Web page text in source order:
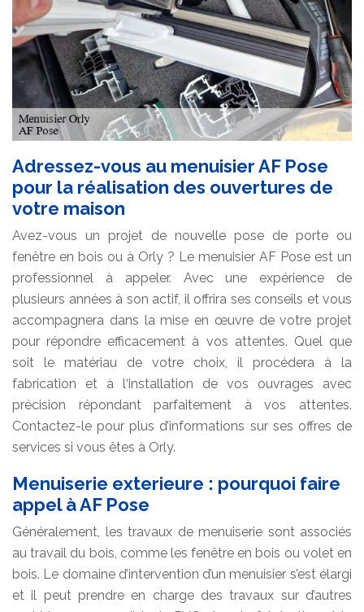
Adressez-vous au menuisier AF Pose
pour la réalisation des ouvertures de
votre maison
Avez-vous un projet de nouvelle pose de porte ou
fenêtre en bois ou à Orly ? Le menuisier AF Pose est un
professionnel à appeler. Avec une expérience de
plusieurs années à son actif, il offrira ses conseils et vous
accompagnera dans la mise en œuvre de votre projet
pour répondre efficacement à vos attentes. Quel que
soit le matériau de votre choix, il procédera à la
fabrication et à l‘installation de vos ouvrages avec
précision répondant parfaitement à vos attentes.
Contactez-le pour plus d’informations sur ses offres de
services si vous êtes à Orly.
Menuiserie exterieure : pourquoi faire
appel à AF Pose
Généralement, les travaux de menuiserie sont associés
au travail du bois, comme les fenêtre en bois ou volet en
bois. Le domaine d’intervention d’un menuisier s’est élargi
et il peut prendre en charge des travaux sur d’autres